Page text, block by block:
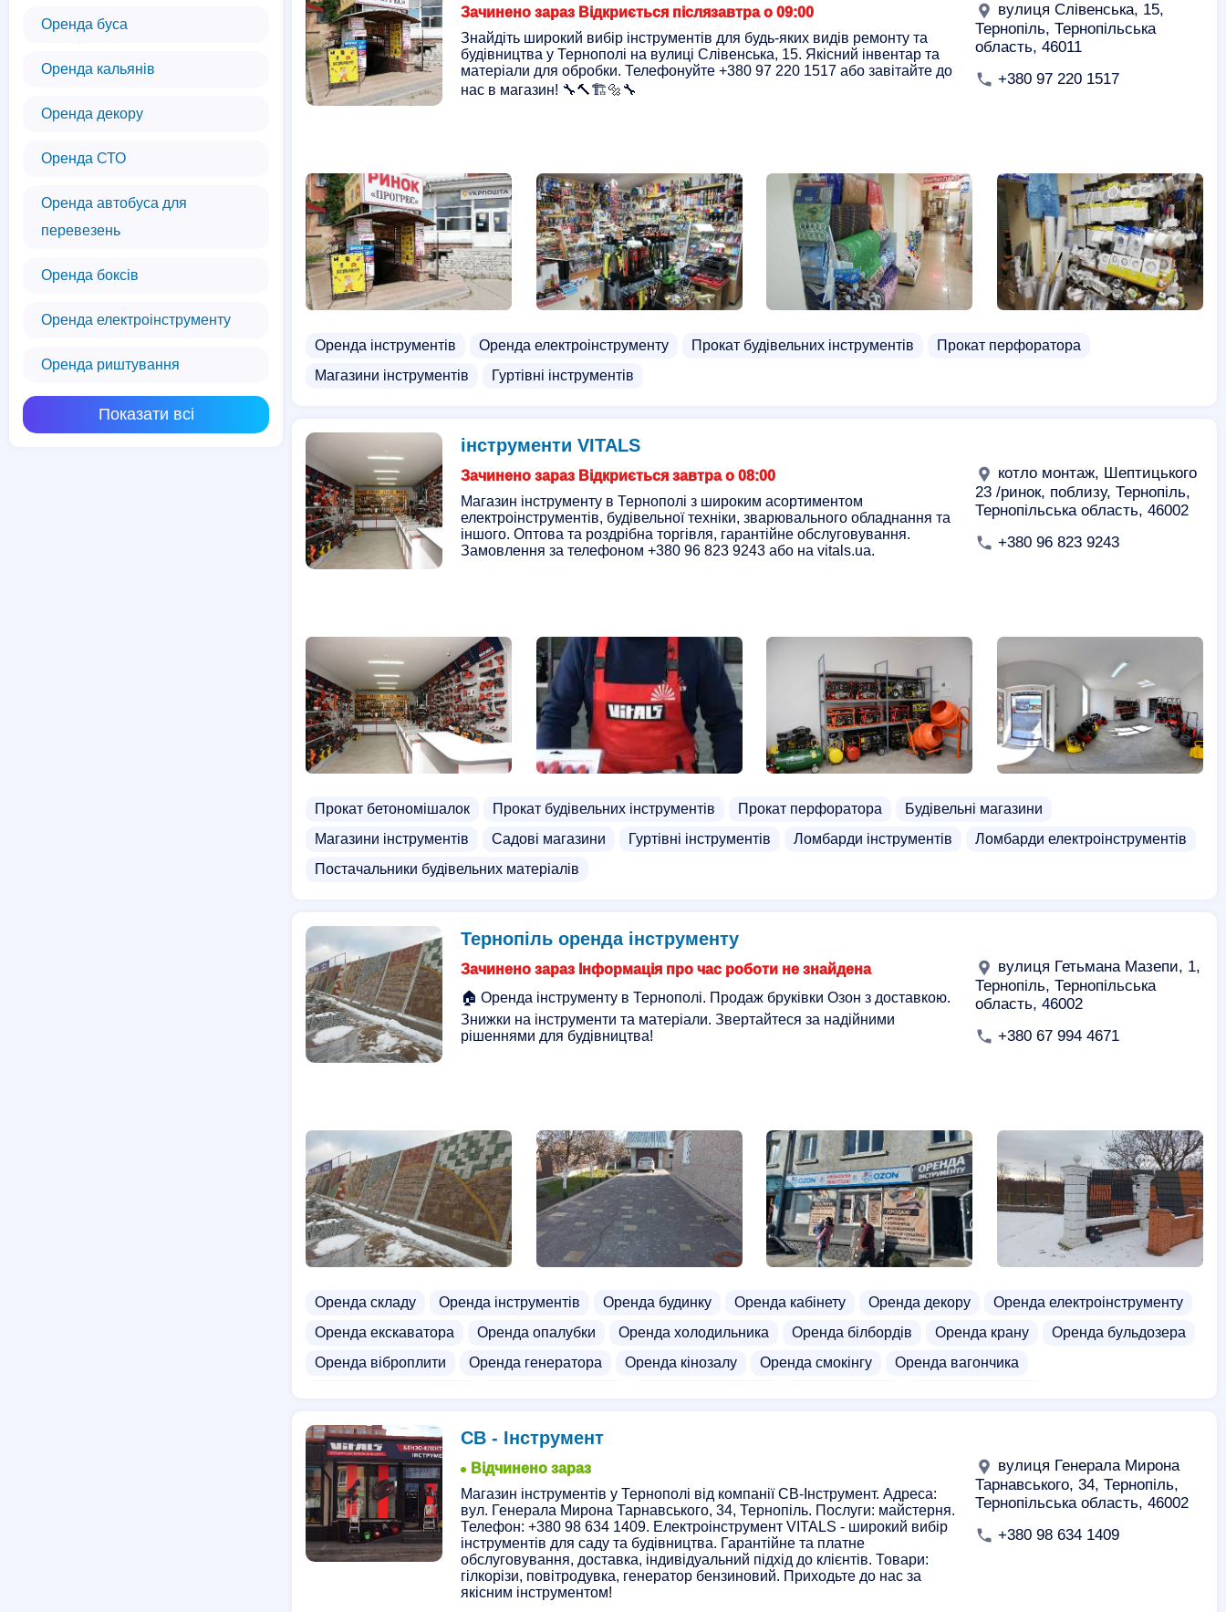
Оренда буса
Оренда кальянів
Оренда декору
Оренда СТО
Оренда автобуса для
перевезень
Оренда боксів
Оренда електроінструменту
Оренда риштування
Показати всі
Зачинено зараз Відкриється післязавтра о 09:00
Знайдіть широкий вибір інструментів для будь-яких видів ремонту та
будівництва у Тернополі на вулиці Слівенська, 15. Якісний інвентар та
матеріали для обробки. Телефонуйте +380 97 220 1517 або завітайте до
нас в магазин! 🔧🔨🏗️🔩🔧
вулиця Слівенська, 15,
Тернопіль, Тернопільська
область, 46011
+380 97 220 1517
Оренда інструментів Оренда електроінструменту Прокат будівельних інструментів
Прокат перфоратора
Магазини інструментів
Гуртівні інструментів
інструменти VITALS
Зачинено зараз Відкриється завтра о 08:00
Магазин інструменту в Тернополі з широким асортиментом
електроінструментів, будівельної техніки, зварювального обладнання та
іншого. Оптова та роздрібна торгівля, гарантійне обслуговування.
Замовлення за телефоном +380 96 823 9243 або на vitals.ua.
котло монтаж, Шептицького
23 /ринок, поблизу, Тернопіль,
Тернопільська область, 46002
+380 96 823 9243
Прокат бетономішалок Прокат будівельних інструментів Прокат перфоратора
Будівельні магазини
Магазини інструментів
Садові магазини Гуртівні інструментів Ломбарди інструментів
Ломбарди електроінструментів
Постачальники будівельних матеріалів
Тернопіль оренда інструменту
Зачинено зараз Інформація про час роботи не знайдена
🏠 Оренда інструменту в Тернополі. Продаж бруківки Озон з доставкою.
Знижки на інструменти та матеріали. Звертайтеся за надійними
рішеннями для будівництва!
вулиця Гетьмана Мазепи, 1,
Тернопіль, Тернопільська
область, 46002
+380 67 994 4671
Оренда складу Оренда інструментів Оренда будинку Оренда кабінету Оренда декору
Оренда електроінструменту
Оренда екскаватора
Оренда опалубки Оренда холодильника Оренда білбордів Оренда крану
Оренда бульдозера
Оренда віброплити
Оренда генератора Оренда кінозалу Оренда смокінгу
Оренда вагончика
Оренда вендінгових апаратів
Оренда шліфмашини
Оренда товщиноміра
Металошукач оренда
Прокат лафети
Ялинка на прокат
Прокат бетономішалок
Прокат проектора Прокат побутової техніки Прокат тренажерів
Прокат рюкзаків
Прокат смокінгу
Дружка на прокат Костилі на прокат Прокат багажників
Прокат будівельних інструментів
Прокат бігової доріжки
Прокат кемпера Прокат пилососів Прокат перфоратора
Прокат фототехніки
СВ - Інструмент
Відчинено зараз
Магазин інструментів у Тернополі від компанії СВ-Інструмент. Адреса:
вул. Генерала Мирона Тарнавського, 34, Тернопіль. Послуги: майстерня.
Телефон: +380 98 634 1409. Електроінструмент VITALS - широкий вибір
інструментів для саду та будівництва. Гарантійне та платне
обслуговування, доставка, індивідуальний підхід до клієнтів. Товари:
гілкорізи, повітродувка, генератор бензиновий. Приходьте до нас за
якісним інструментом!
вулиця Генерала Мирона
Тарнавського, 34, Тернопіль,
Тернопільська область, 46002
+380 98 634 1409